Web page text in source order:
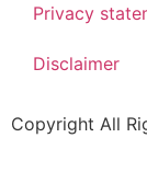
Privacy
Disclaimer
Copyright All